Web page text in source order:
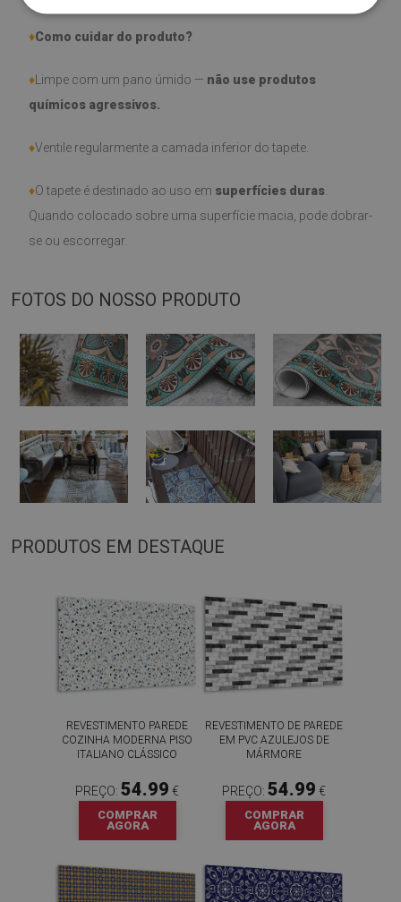
♦Como cuidar do produto?
♦ Limpe com um pano úmido — não use produtos
químicos agressivos.
♦Ventile regularmente a camada inferior do tapete.
♦O tapete é destinado ao uso em superfícies duras
Quando colocado sobre uma superfície macia, pode dobrar-
se ou escorregar.
FOTOS DO NOSSO PRODUTO
PRODUTOS EM DESTAQUE
REVESTIMENTO PAREDE
COZINHA MODERNA PISO
ITALIANO CLÁSSICO
PREÇO: 54.99 €
COMPRAR
AGORA
REVESTIMENTO DE PAREDE
EM PVC AZULEJOS DE
MÁRMORE
PREÇO: 54.99 €
COMPRAR
AGORA